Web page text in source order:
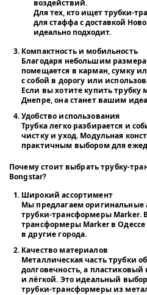
воздействий.
Для тех, кто ищеттрубки-
для стаффа с доставкой
идеально подходит.
Компактность и мобильность
Благодаря небольшим
помещается в карман, сумку
с собой в дорогу или
Если вы хотите купить трубку
Днепре, она станет вашим
Удобство использования
Трубка легко разбирается и
чистку и уход. Модульная
практичным выбором для
Почему стоит выбрать трубку-
Bongstar?
Широкий ассортимент
Мы предлагаем оригинальные
трубки-трансформеры Marker.
трансформеры Marker в Одессе
в другие города.
Качество материалов
Металлическая часть трубки
долговечность, а пластиковый
и лёгкой. Это идеальный
трубки-трансформеры из